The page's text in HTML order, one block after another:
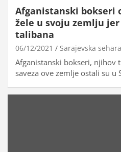
Afganistanski bokseri
žele u svoju zemlju jer
talibana
06/12/2021 Sarajevska sehara
Afganistanski bokseri, njihov
saveza ove zemlje ostali su